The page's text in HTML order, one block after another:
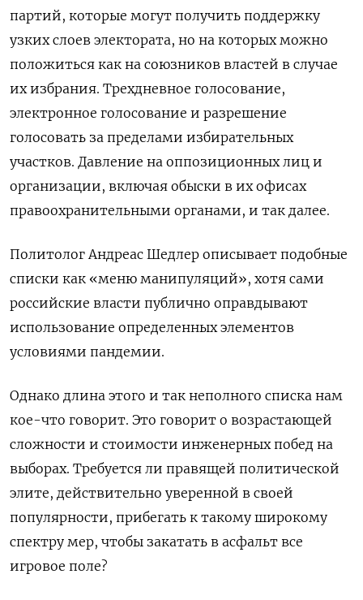
партий, которые могут получить поддержку
узких слоев электората, но на которых можно
положиться как на союзников властей в случае
их избрания. Трехдневное голосование,
электронное голосование и разрешение
голосовать за пределами избирательных
участков. Давление на оппозиционных лиц и
организации, включая обыски в их офисах
правоохранительными органами, и так далее.
Политолог Андреас Шедлер описывает подобные
списки как «меню манипуляций», хотя сами
российские власти публично оправдывают
использование определенных элементов
условиями пандемии.
Однако длина этого и так неполного списка нам
кое-что говорит. Это говорит о возрастающей
сложности и стоимости инженерных побед на
выборах. Требуется ли правящей политической
элите, действительно уверенной в своей
популярности, прибегать к такому широкому
спектру мер, чтобы закатать в асфальт все
игровое поле?